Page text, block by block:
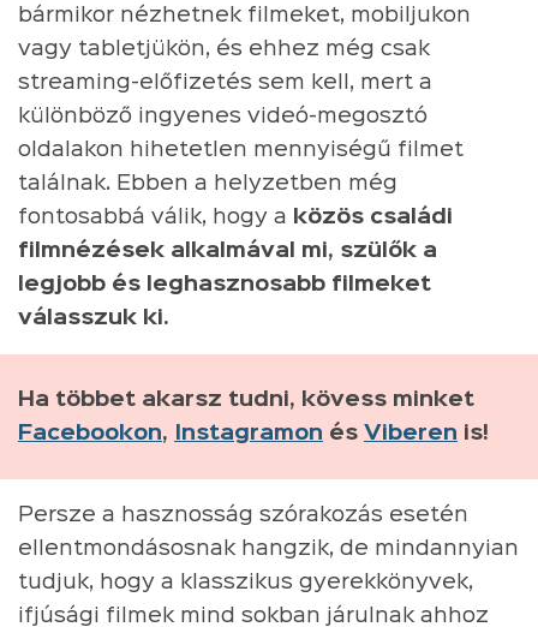
bármikor nézhetnek filmeket, mobiljukon
vagy tabletjükön, és ehhez még csak
streaming-előfizetés sem kell, mert a
különböző ingyenes videó-megosztó
oldalakon hihetetlen mennyiségű filmet
találnak. Ebben a helyzetben még
fontosabbá válik, hogy a
közös családi
filmnézések alkalmával mi, szülők a
legjobb és leghasznosabb filmeket
válasszuk ki.
Ha többet akarsz tudni, kövess minket
Facebookon, Instagramon és Viberen is!
Persze a hasznosság szórakozás esetén
ellentmondásosnak hangzik, de mindannyian
tudjuk, hogy a klasszikus gyerekkönyvek,
ifjúsági filmek mind sokban járulnak ahhoz